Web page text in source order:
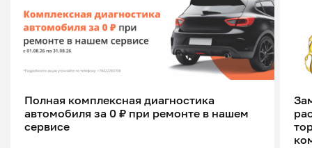
Полная комплексная диагностика
автомобиля за 0 ₽ при ремонте в нашем
сервисе